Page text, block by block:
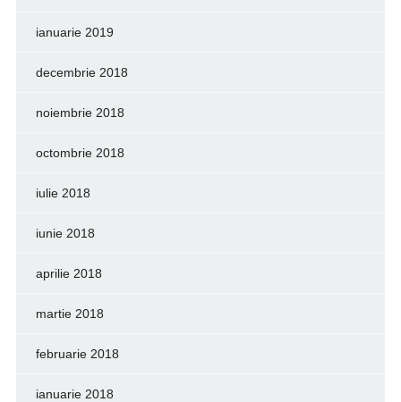
ianuarie 2019
decembrie 2018
noiembrie 2018
octombrie 2018
iulie 2018
iunie 2018
aprilie 2018
martie 2018
februarie 2018
ianuarie 2018